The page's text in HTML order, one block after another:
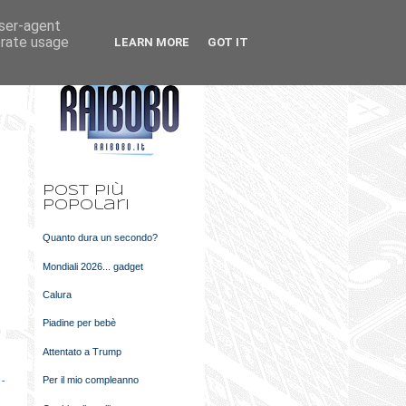
-
Post più
popolari
Quanto dura un secondo?
Mondiali 2026... gadget
Calura
Piadine per bebè
Attentato a Trump
Per il mio compleanno
agent
usage
LEARN MORE GOT IT